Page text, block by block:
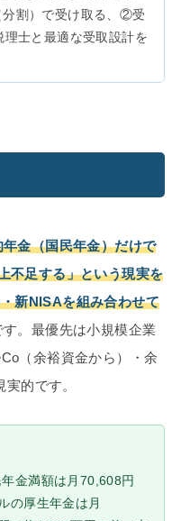
割）で受け取る、②受
士と最適な受取設計を
年金（国民年金）だけで
不足する」という現実を
新NISAを組み合わせて
。最優先は小規模企業
（余裕資金から）・余
的です。
金満額は月70,608円
の厚生年金は月